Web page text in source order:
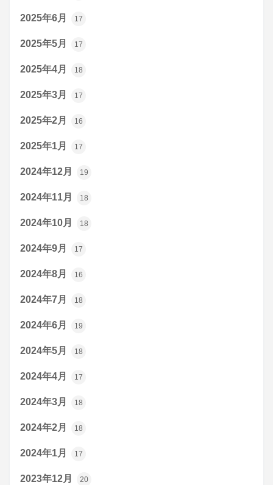
2025年6月 17
2025年5月 17
2025年4月 18
2025年3月 17
2025年2月 16
2025年1月 17
2024年12月 19
2024年11月 18
2024年10月 18
2024年9月 17
2024年8月 16
2024年7月 18
2024年6月 19
2024年5月 18
2024年4月 17
2024年3月 18
2024年2月 18
2024年1月 17
2023年12月 20